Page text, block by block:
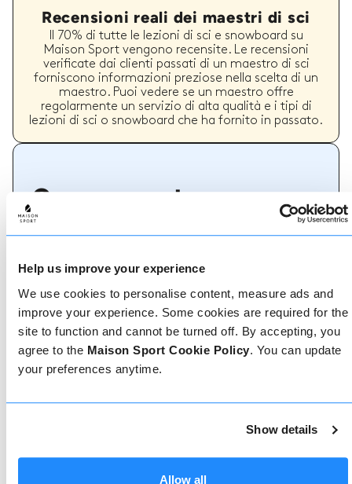
Help us improve your experience
We use cookies to personalise content, measure ads and
improve your experience. Some cookies are required for the
site to function and cannot be turned off. By accepting, you
agree to the Maison Sport Cookie Policy. You can update
your preferences anytime.
Show details
Allow all
Recensioni reali dei maestri di sci
Il 70% di tutte le lezioni di sci e snowboard su
Maison Sport vengono recensite. Le recensioni
verificate dai clienti passati di un maestro di sci
forniscono informazioni preziose nella scelta di un
maestro. Puoi vedere se un maestro offre
regolarmente un servizio di alta qualità e i tipi di
lezioni di sci o snowboard che ha fornito in passato.
Come prenotare
Prenotare con noi non potrebbe essere più
o parlate con il nostro team se avete bisogno di
assistenza.
Prenota online